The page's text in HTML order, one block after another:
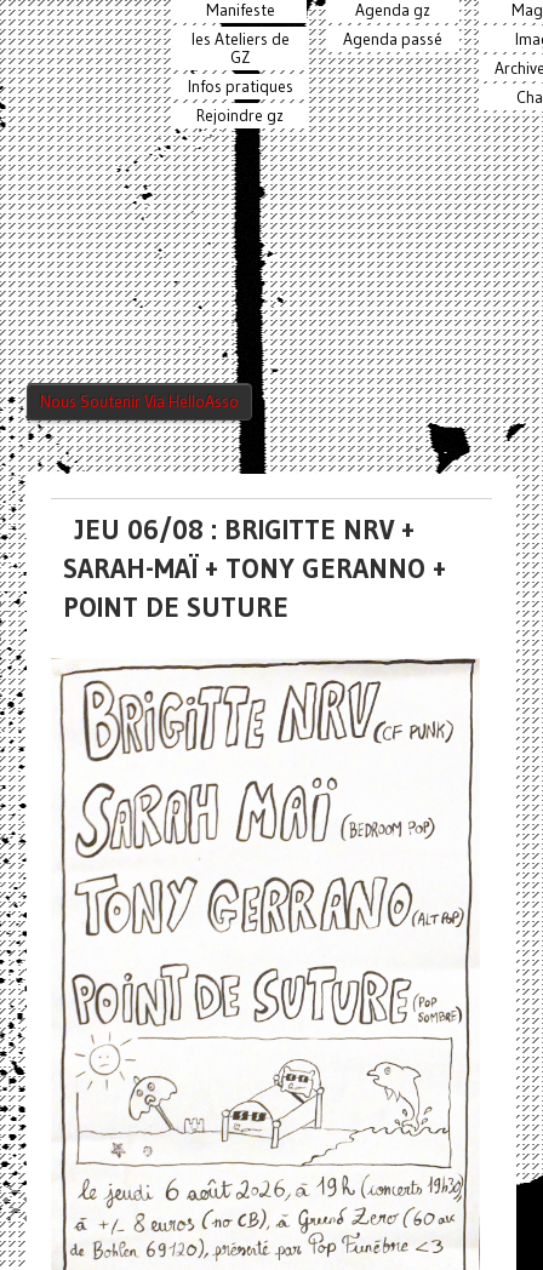
Manifeste
les Ateliers de
GZ
Infos pratiques
Rejoindre gz
Agenda gz
Agenda passé
Nous Soutenir Via HelloAsso
JEU 06/08 : BRIGITTE NRV +
SARAH-MAÏ + TONY GERANNO +
POINT DE SUTURE